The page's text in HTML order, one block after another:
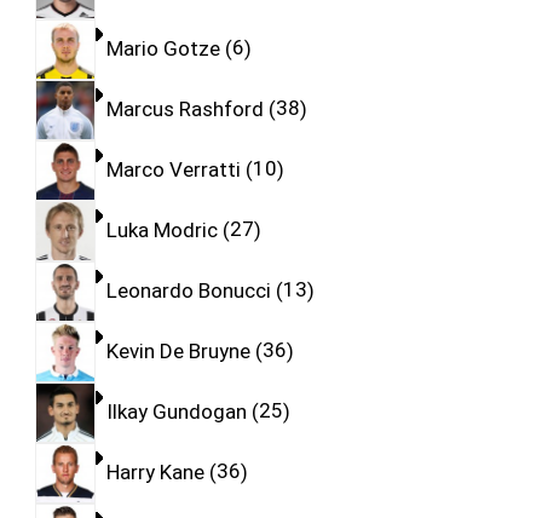
Mario Gotze 6
Marcus Rashford 38
Marco Verratti 10
Luka Modric 27
Leonardo Bonucci 13
Kevin De Bruyne 36
Ilkay Gundogan 25
Harry Kane 36